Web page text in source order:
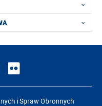
i Spraw Obronnych